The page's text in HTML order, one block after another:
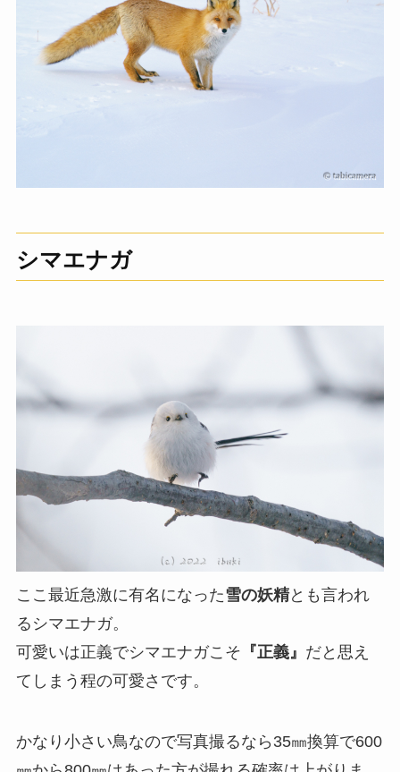
シマエナガ
ここ最近急激に有名になった雪の妖精とも言われ
るシマエナガ。
可愛いは正義でシマエナガこそ 『正義』 だと思え
てしまう程の可愛さです。
かなり小さい鳥なので写真撮るなら35㎜換算で600